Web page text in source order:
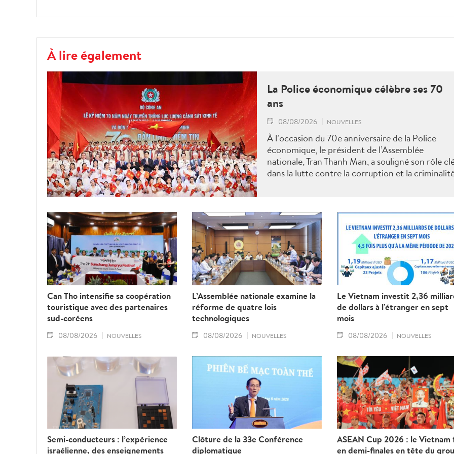
À lire également
La Police économique célèbre ses 70
ans
08/08/2026 NOUVELLES
À l’occasion du 70e anniversaire de la Police
économique, le président de l’Assemblée
nationale, Tran Thanh Man, a souligné son rôle
dans la lutte contre la corruption et la
Can Tho intensifie sa coopération
touristique avec des partenaires
sud-coréens
08/08/2026 NOUVELLES
L’Assemblée nationale examine la
réforme de quatre lois
technologiques
08/08/2026 NOUVELLES
Le Vietnam investit 2,36
de dollars à l'étranger en sept
mois
08/08/2026 NOUVELLES
Semi-conducteurs : l’expérience
israélienne, des enseignements
Clôture de la 33e Conférence
diplomatique
ASEAN Cup 2026 : le Vietnam
en demi-finales en tête du